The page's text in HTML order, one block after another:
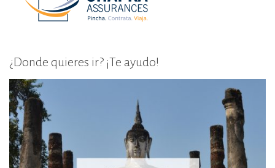
¿Donde quieres ir? ¡Te ayudo!